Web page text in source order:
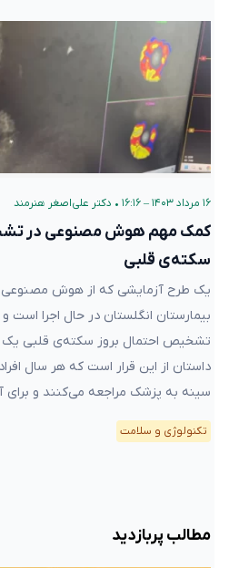
۱۶ مرداد ۱۴۰۳ – ۱۶:۱۶ • دکتر علی‌اصغر هنرمند
کمک مهم هوش مصنوعی در
سکته‌ی قلبی
یک طرح آزمایشی که از هوش مصنوعی
بیمارستان انگلستان در حال اجرا است
تشخیص احتمال بروز سکته‌ی قلبی یک
داستان از این قرار است که هر سال
سینه به پزشک مراجعه می‌کنند و
تکنولوژی و سلامت
مطالب پربازدید